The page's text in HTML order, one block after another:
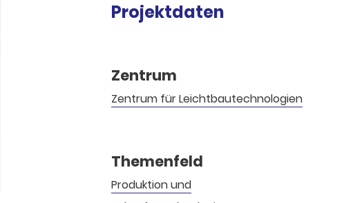
Projektdaten
Zentrum
Zentrum für Leichtbau­technologien
Themenfeld
Produktion und